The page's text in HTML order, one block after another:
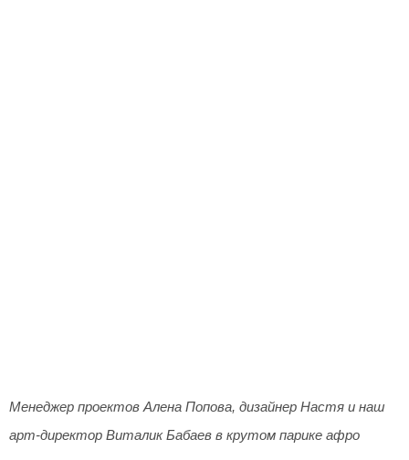
Менеджер проектов Алена Попова, дизайнер Настя и наш
арт-директор Виталик Бабаев в крутом парике афро